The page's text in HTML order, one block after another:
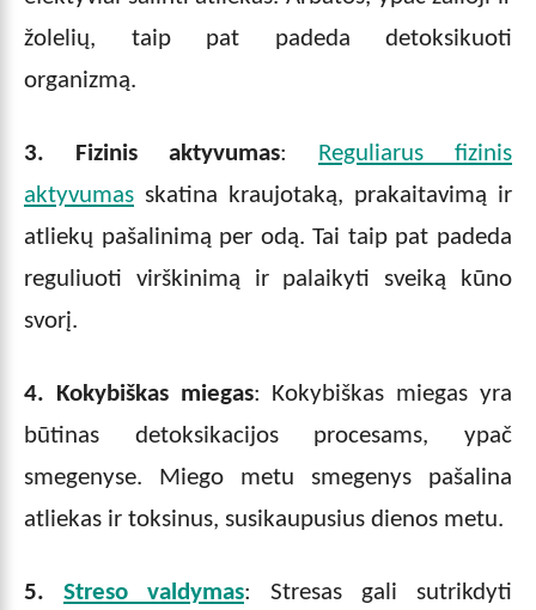
žolelių, taip pat padeda detoksikuoti
organizmą.
3. Fizinis aktyvumas:
Reguliarus fizinis
aktyvumas skatina kraujotaką, prakaitavimą ir
atliekų pašalinimą per odą. Tai taip pat padeda
reguliuoti virškinimą ir palaikyti sveiką kūno
svorį.
4. Kokybiškas miegas: Kokybiškas miegas yra
būtinas detoksikacijos procesams, ypač
smegenyse. Miego metu smegenys pašalina
atliekas ir toksinus, susikaupusius dienos metu.
5. Streso valdymas: Stresas gali sutrikdyti